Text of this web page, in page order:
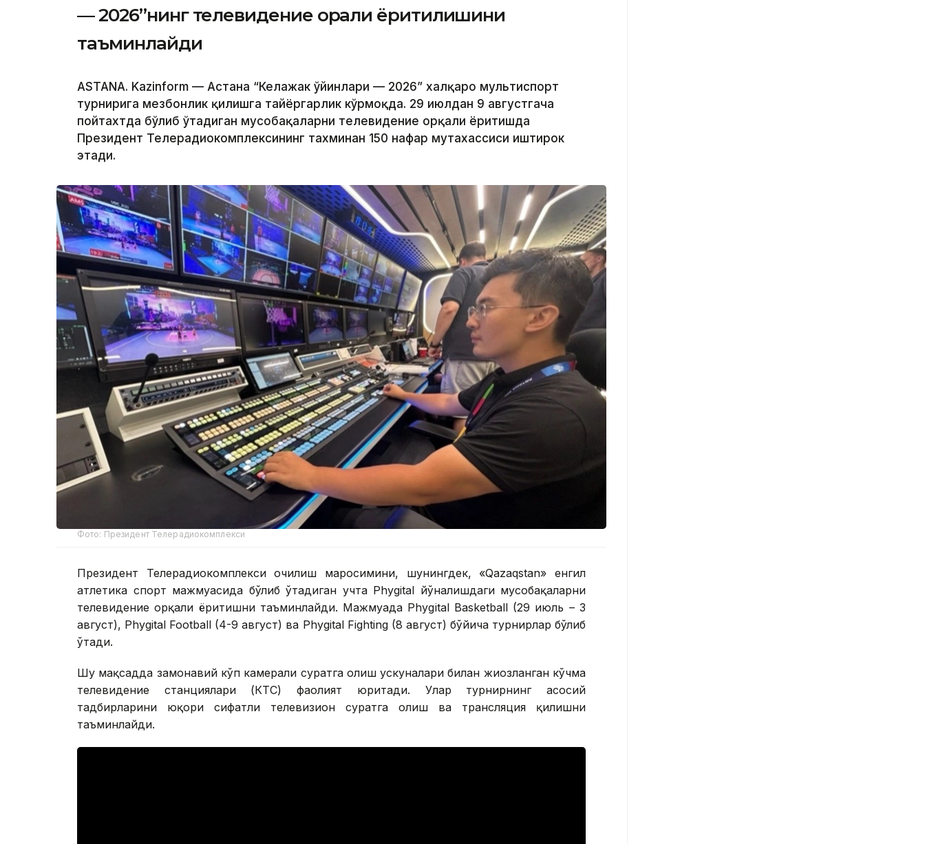
— 2026”нинг телевидение орқали ёритилишини
таъминлайди
ASTANA. Kazinform — Астана “Келажак ўйинлари — 2026” халқаро мультиспорт
турнирига мезбонлик қилишга тайёргарлик кўрмоқда. 29 июлдан 9 августгача
пойтахтда бўлиб ўтадиган мусобақаларни телевидение орқали ёритишда
Президент Телерадиокомплексининг тахминан 150 нафар мутахассиси иштирок
этади.
Фото: Президент Телерадиокомплекси
Президент Телерадиокомплекси очилиш маросимини, шунингдек, «Qazaqstan» енгил
атлетика спорт мажмуасида бўлиб ўтадиган учта Phygital йўналишдаги мусобақаларни
телевидение орқали ёритишни таъминлайди. Мажмуада Phygital Basketball (29 июль – 3
август), Phygital Football (4-9 август) ва Phygital Fighting (8 август) бўйича турнирлар бўлиб
ўтади.
Шу мақсадда замонавий кўп камерали суратга олиш ускуналари билан жиҳозланган кўчма
телевидение станциялари (КТС) фаолият юритади. Улар турнирнинг асосий
тадбирларини юқори сифатли телевизион суратга олиш ва трансляция қилишни
таъминлайди.